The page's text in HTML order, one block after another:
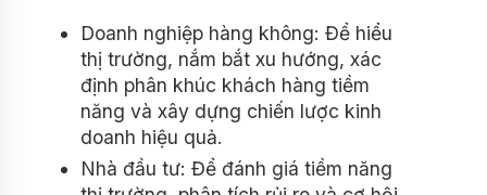
Doanh nghiệp hàng không: Để hiểu
thị trường, nắm bắt xu hướng, xác
định phân khúc khách hàng tiềm
năng và xây dựng chiến lược kinh
doanh hiệu quả.
Nhà đầu tư: Để đánh giá tiềm năng